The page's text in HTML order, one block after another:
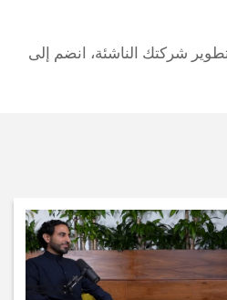
شركتك الناشئة، انضم إلى